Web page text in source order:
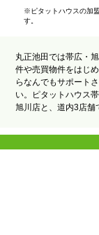
※ピタットハウスの加
す。
丸正池田では帯広・
件や売買物件をはじ
らなんでもサポート
い。ピタットハウス
旭川店と、道内3店舗